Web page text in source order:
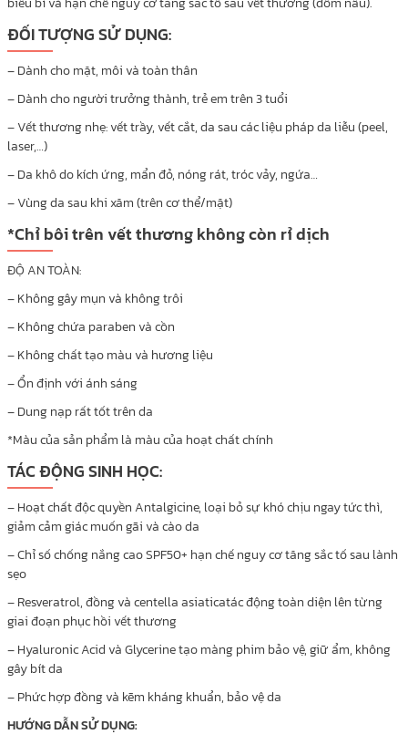
ĐỐI TƯỢNG SỬ DỤNG:
– Dành cho mặt, môi và toàn thân
– Dành cho người trưởng thành, trẻ em trên 3 tuổi
– Vết thương nhẹ: vết trầy, vết cắt, da sau các liệu pháp da liễu (peel,
laser,…)
– Da khô do kích ứng, mẩn đỏ, nóng rát, tróc vảy, ngứa…
– Vùng da sau khi xăm (trên cơ thể/mặt)
*Chỉ bôi trên vết thương không còn rỉ dịch
ĐỘ AN TOÀN:
– Không gây mụn và không trôi
– Không chứa paraben và cồn
– Không chất tạo màu và hương liệu
– Ổn định với ánh sáng
– Dung nạp rất tốt trên da
*Màu của sản phẩm là màu của hoạt chất chính
TÁC ĐỘNG SINH HỌC:
– Hoạt chất độc quyền Antalgicine, loại bỏ sự khó chịu ngay tức thì,
giảm cảm giác muốn gãi và cào da
– Chỉ số chống nắng cao SPF50+ hạn chế nguy cơ tăng sắc tố sau lành
sẹo
– Resveratrol, đồng và centella asiaticatác động toàn diện lên từng
giai đoạn phục hồi vết thương
– Hyaluronic Acid và Glycerine tạo màng phim bảo vệ, giữ ẩm, không
gây bít da
– Phức hợp đồng và kẽm kháng khuẩn, bảo vệ da
HƯỚNG DẪN SỬ DỤNG: